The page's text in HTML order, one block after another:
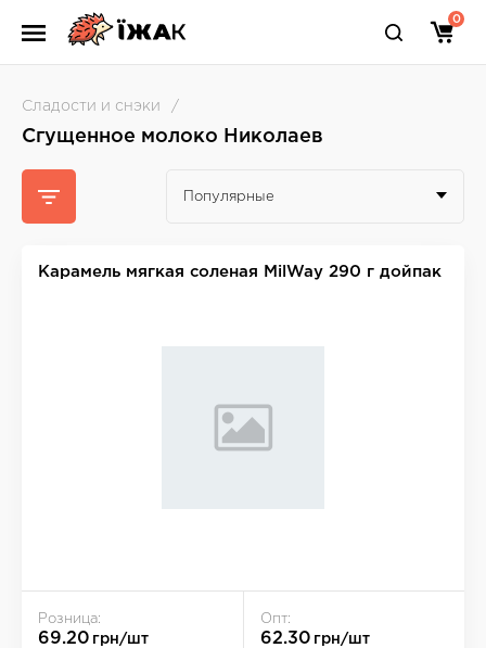
0
Сладости и снэки
Сгущенное молоко Николаев
Популярные
Карамель мягкая соленая MilWay 290 г дойпак
Розница:
69.20 грн/шт
Опт:
62.30 грн/шт